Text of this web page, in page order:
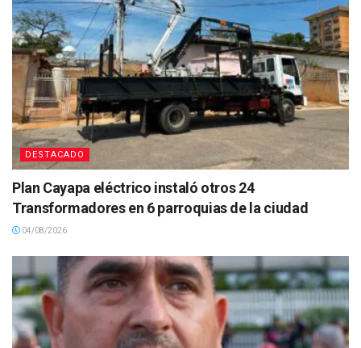
DESTACADO
Plan Cayapa eléctrico instaló otros 24
Transformadores en 6 parroquias de la ciudad
04/08/2026